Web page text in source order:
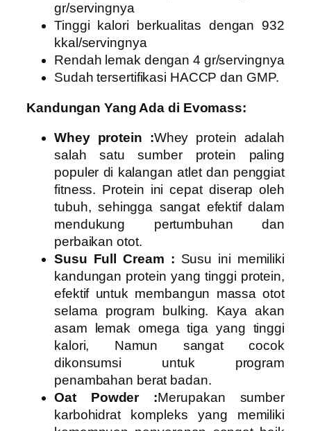
gr/servingnya
Tinggi kalori berkualitas dengan 932
kkal/servingnya
Rendah lemak dengan 4 gr/servingnya
Sudah tersertifikasi HACCP dan GMP.
Kandungan Yang Ada di Evomass:
Whey protein :Whey protein adalah
salah satu sumber protein paling
populer di kalangan atlet dan penggiat
fitness. Protein ini cepat diserap oleh
tubuh, sehingga sangat efektif dalam
mendukung pertumbuhan dan
perbaikan otot.
Susu Full Cream : Susu ini memiliki
kandungan protein yang tinggi protein,
efektif untuk membangun massa otot
selama program bulking. Kaya akan
asam lemak omega tiga yang tinggi
kalori, Namun sangat cocok
dikonsumsi untuk program
penambahan berat badan.
Oat Powder :Merupakan sumber
karbohidrat kompleks yang memiliki